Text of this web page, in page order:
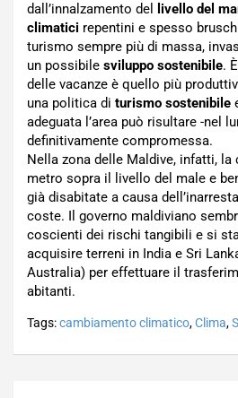
dall’innalzamento del
livello del
climatici repentini e spesso
turismo sempre più di massa,
un possibile sviluppo sostenibile.
delle vacanze è quello più
una politica di turismo sostenibile
adeguata l’area può risultare -nel
definitivamente compromessa.
Nella zona delle Maldive, infatti, la
metro sopra il livello del male e
già disabitate a causa
coste. Il governo maldiviano
coscienti dei rischi tangibili e si
acquisire terreni in India e Sri
Australia) per effettuare il
abitanti.
Tags:cambiamento climatico,Clima,